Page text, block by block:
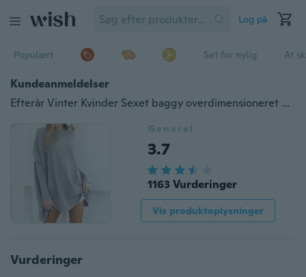
Log på
Populært Set for nylig At
Kundeanmeldelser
Efterår Vinter Kvinder Sexet baggy overdimensioneret Batwing ærme strikkede trøjer Pullover sweater toppe
Generel
3.7
1163 Vurderinger
Vis produktoplysninger
Vurderinger